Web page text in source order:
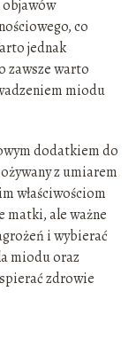
co
jednak
zawsze warto
miodu
dodatkiem do
z umiarem
właściwościom
matki, ale ważne
i wybierać
miodu oraz
zdrowie